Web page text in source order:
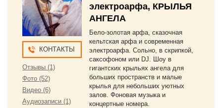
КОНТАКТЫ
Отзывы (1)
Фото (52)
Видео (6)
Аудиозаписи (1)
электроарфа, КРЫЛЬЯ
АНГЕЛА
Бело-золотая арфа, сказочная
кельтская арфа и современная
электроарфа. Сольно, в скрипкой,
саксофоном или DJ. Шоу в
гигантских крыльях ангела для
больших пространств и малые
крылья для небольших уютных
залов. Фоновая музыка и
концертные номера.